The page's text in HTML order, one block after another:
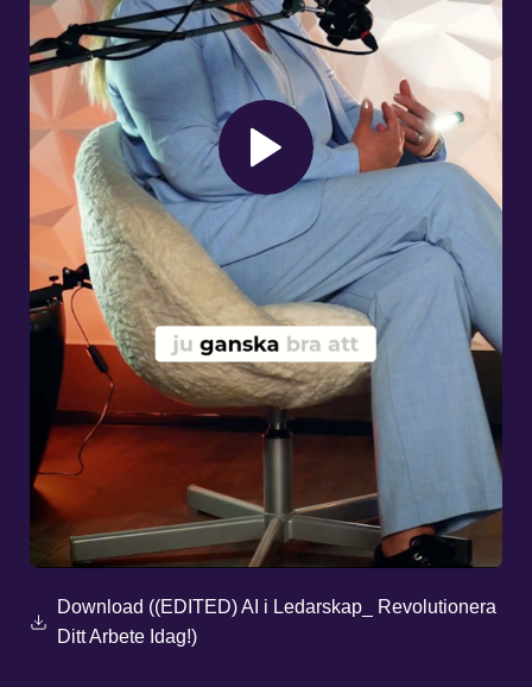
Download ((EDITED) AI i Ledarskap_ Revolutionera
Ditt Arbete Idag!)